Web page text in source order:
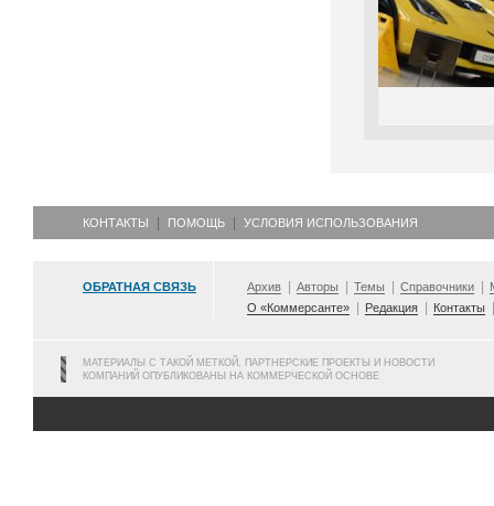
КОНТАКТЫ ПОМОЩЬ УСЛОВИЯ ИСПОЛЬЗОВАНИЯ
ОБРАТНАЯ СВЯЗЬ Архив Авторы Темы Справочники
О «Коммерсанте»
Редакция Контакты
МАТЕРИАЛЫ С ТАКОЙ МЕТКОЙ, ПАРТНЕРСКИЕ ПРОЕКТЫ И НОВОСТИ
КОМПАНИЙ ОПУБЛИКОВАНЫ НА КОММЕРЧЕСКОЙ ОСНОВЕ